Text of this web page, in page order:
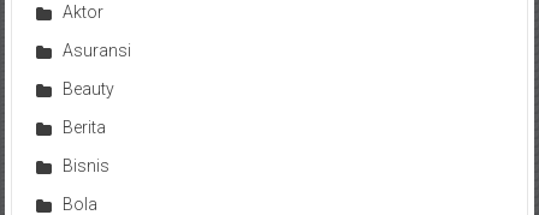
Aktor
Asuransi
Beauty
Berita
Bisnis
Bola